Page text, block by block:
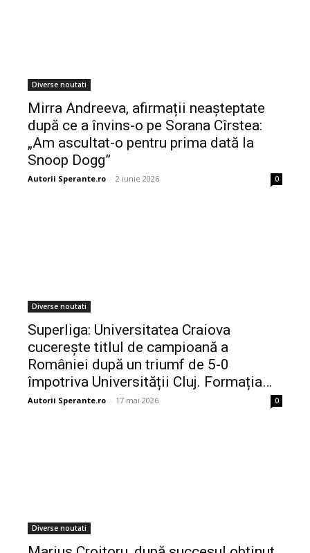
Diverse noutati
Mirra Andreeva, afirmații neașteptate
după ce a învins-o pe Sorana Cîrstea:
„Am ascultat-o pentru prima dată la
Snoop Dogg”
Autorii Sperante.ro - 2 iunie 2026 0
Diverse noutati
Superliga: Universitatea Craiova
cucerește titlul de campioană a
României după un triumf de 5-0
împotriva Universității Cluj. Formația…
Autorii Sperante.ro - 17 mai 2026 0
Diverse noutati